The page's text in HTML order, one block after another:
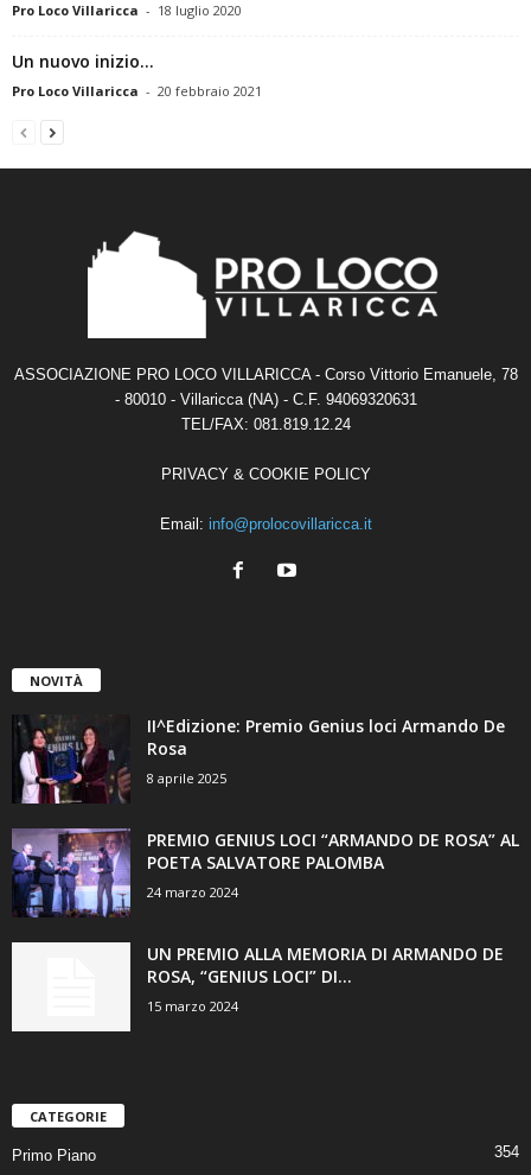
Pro Loco Villaricca - 18 luglio 2020
Un nuovo inizio…
Pro Loco Villaricca - 20 febbraio 2021
ASSOCIAZIONE PRO LOCO VILLARICCA - Corso Vittorio Emanuele, 78
- 80010 - Villaricca (NA) - C.F. 94069320631
TEL/FAX: 081.819.12.24
PRIVACY & COOKIE POLICY
Email: info@prolocovillaricca.it
NOVITÀ
II^Edizione: Premio Genius loci Armando De
Rosa
8 aprile 2025
PREMIO GENIUS LOCI “ARMANDO DE ROSA” AL
POETA SALVATORE PALOMBA
24 marzo 2024
UN PREMIO ALLA MEMORIA DI ARMANDO DE
ROSA, “GENIUS LOCI” DI...
15 marzo 2024
CATEGORIE
Primo Piano 354